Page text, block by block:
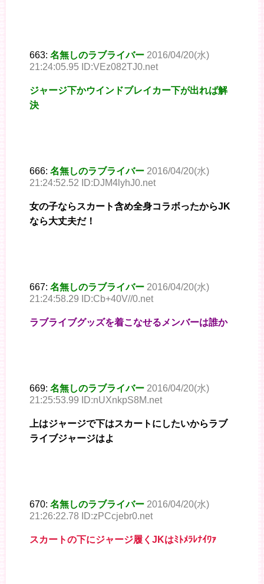
663: 名無しのラブライバー 2016/04/20(水)
21:24:05.95 ID:VEz082TJ0.net
ジャージ下かウインドブレイカー下が出れば解
決
666: 名無しのラブライバー 2016/04/20(水)
21:24:52.52 ID:DJM4lyhJ0.net
女の子ならスカート含め全身コラボったからJK
なら大丈夫だ！
667: 名無しのラブライバー 2016/04/20(水)
21:24:58.29 ID:Cb+40V//0.net
ラブライブグッズを着こなせるメンバーは誰か
669: 名無しのラブライバー 2016/04/20(水)
21:25:53.99 ID:nUXnkpS8M.net
上はジャージで下はスカートにしたいからラブ
ライブジャージはよ
670: 名無しのラブライバー 2016/04/20(水)
21:26:22.78 ID:zPCcjebr0.net
スカートの下にジャージ履くJKはﾐﾄﾒﾗﾚﾅｲﾜｧ